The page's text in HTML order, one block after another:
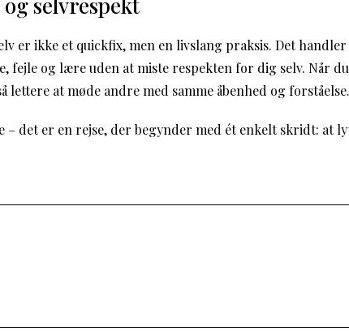
er ikke et quickfix, men en livslang praksis. Det handler
fejle og lære uden at miste respekten for dig selv. Når
lettere at møde andre med samme åbenhed og forståelse.
det er en rejse, der begynder med ét enkelt skridt: at